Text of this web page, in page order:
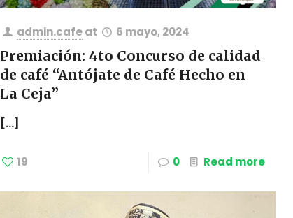
admin.cafeat 6 mayo, 2024
Premiación: 4to Concurso de calidad
de café “Antójate de Café Hecho en
La Ceja”
[…]
19 0 Read more